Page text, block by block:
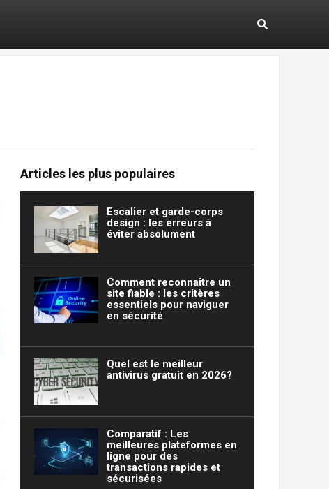
Articles les plus populaires
Escalier et garde-corps
design : les erreurs à
éviter absolument
Comment reconnaître un
site fiable : les critères
essentiels pour naviguer
en sécurité
Quel est le meilleur
antivirus gratuit en 2026?
Comparatif : Les
meilleures plateformes en
ligne pour des
transactions rapides et
sécurisées